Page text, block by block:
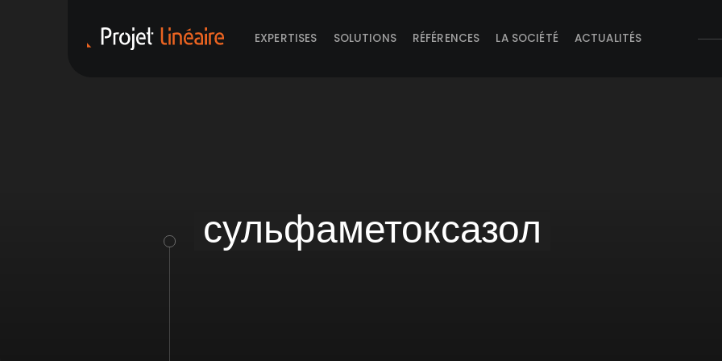
EXPERTISES SOLUTIONS RÉFÉRENCES LA SOCIÉTÉ ACTUALITÉS
сульфаметоксазол